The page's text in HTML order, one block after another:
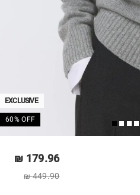
EXCLUSIVE
60% OFF
179.96 ₪
449.90 ₪